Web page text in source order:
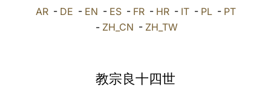
AR- DE - EN - ES- FR- HR- IT- PL- PT
- ZH_CN - ZH_TW
教宗良十四世